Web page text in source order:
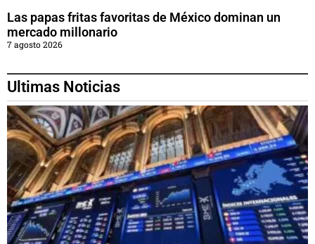
Las papas fritas favoritas de México dominan un
mercado millonario
7 agosto 2026
Ultimas Noticias